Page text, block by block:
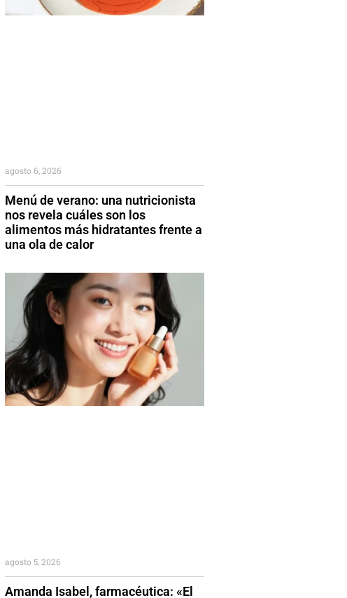
Menú de verano: una nutricionista
nos revela cuáles son los
alimentos más hidratantes frente a
una ola de calor
agosto 6, 2026
Amanda Isabel, farmacéutica: «El
agosto 5, 2026